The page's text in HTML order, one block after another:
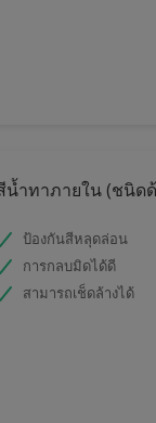
น้ำทาภายใน (ชนิด
ป้องกันสีหลุดล่อน
การกลบมิดได้ดี
สามารถเช็ดล้างได้